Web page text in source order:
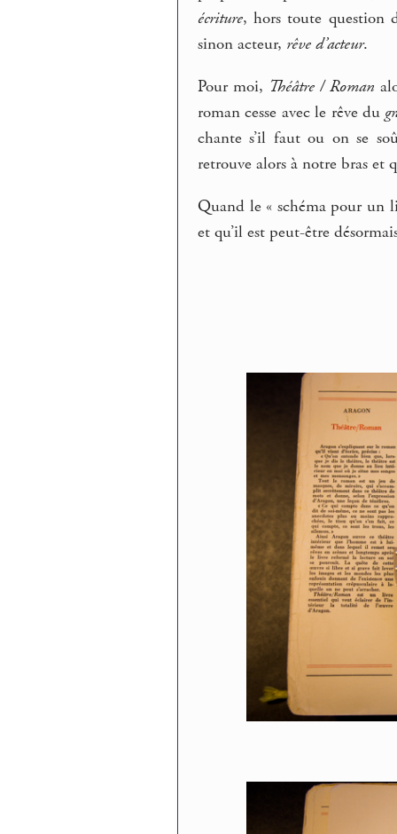
écriture, hors toute question
sinon acteur, rêve d’acteur.
Pour moi, Théâtre / Roman
roman cesse avec le rêve du
chante s’il faut ou on se
retrouve alors à notre bras et
Quand le « schéma pour un
et qu’il est peut-être